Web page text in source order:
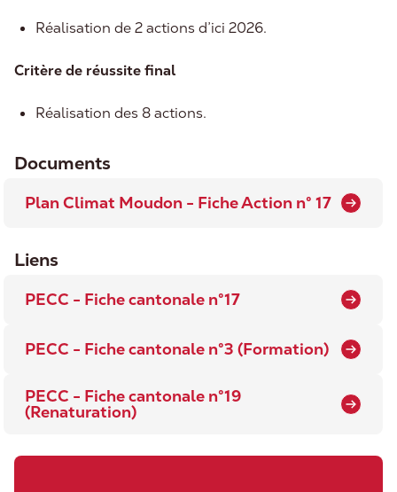
Réalisation de 2 actions d’ici 2026.
Critère de réussite final
Réalisation des 8 actions.
Documents
Plan Climat Moudon - Fiche Action n° 17
Liens
PECC - Fiche cantonale n°17
PECC - Fiche cantonale n°3 (Formation)
PECC - Fiche cantonale n°19
(Renaturation)